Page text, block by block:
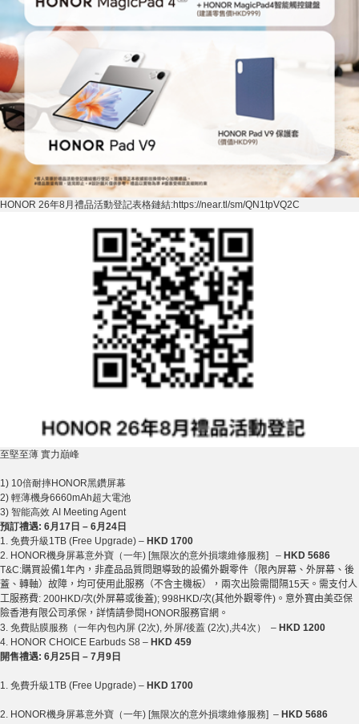
HONOR 26年8 月禮品活動登記表格鏈結:https://near.tl/sm/QN1tpVQ2C
至堅至薄 實力巔峰
1) 10倍耐摔HONOR黑鑽屏幕
2) 輕薄機身6660mAh超大電池
3) 智能高效 AI Meeting Agent
預訂禮遇: 6月 17 日 – 6月 24 日
1. 免費升級1TB (Free Upgrade) – HKD 1700
2. HONOR機身屏幕意外寶（一年) [無限次的意外損壞維修服務] – HKD 5686
T&C:購買設備1年內，非產品品質問題導致的設備外觀零件（限內屏幕、外屏幕、後
蓋、轉軸）故障，均可使用此服務（不含主機板），兩次出險需間隔15天。需支付人
工服務費: 200HKD/次(外屏幕或後蓋); 998HKD/次(其他外觀零件) 。意外寶由美亞保
險香港有限公司承保，詳情請參閱 HONOR服務官網。
3. 免費貼膜服務（一年內包內屏 (2次), 外屏/後蓋 (2次),共4次） – HKD 1200
4. HONOR CHOICE Earbuds S8 – HKD 459
開售禮遇: 6月 25 日 – 7月 9 日
1. 免費升級1TB (Free Upgrade) – HKD 1700
2. HONOR機身屏幕意外寶（一年) [無限次的意外損壞維修服務] – HKD 5686